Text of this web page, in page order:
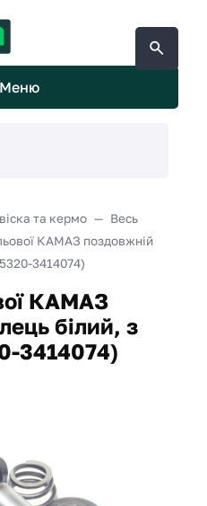
Меню
та кермо
Весь
КАМАЗ поздовжній
3414074)
КАМАЗ
білий, з
3414074)